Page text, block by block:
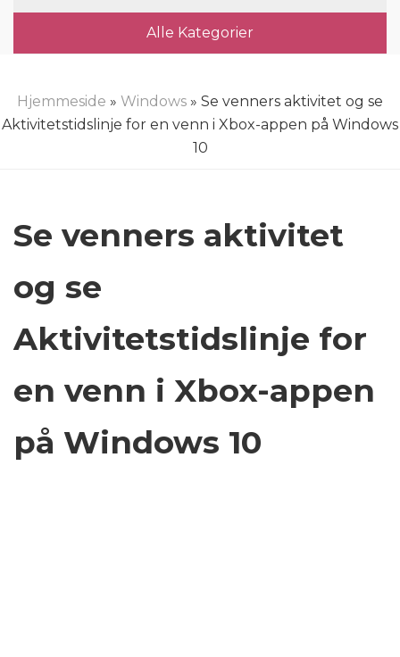
Alle Kategorier
Hjemmeside » Windows » Se venners aktivitet og se
Aktivitetstidslinje for en venn i Xbox-appen på Windows
10
Se venners aktivitet
og se
Aktivitetstidslinje for
en venn i Xbox-appen
på Windows 10